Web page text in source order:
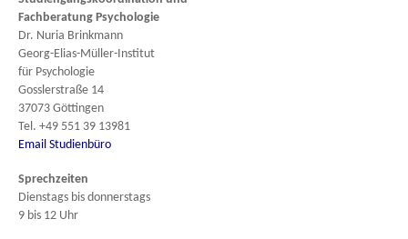
Fachberatung Psychologie
Dr. Nuria Brinkmann
Georg-Elias-Müller-Institut
für Psychologie
Gosslerstraße 14
37073 Göttingen
Tel. +49 551 39 13981
Email Studienbüro
Sprechzeiten
Dienstags bis donnerstags
9 bis 12 Uhr